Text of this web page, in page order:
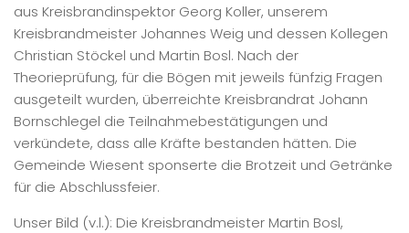
aus Kreisbrandinspektor Georg Koller, unserem
Kreisbrandmeister Johannes Weig und dessen Kollegen
Christian Stöckel und Martin Bosl. Nach der
Theorieprüfung, für die Bögen mit jeweils fünfzig Fragen
ausgeteilt wurden, überreichte Kreisbrandrat Johann
Bornschlegel die Teilnahmebestätigungen und
verkündete, dass alle Kräfte bestanden hätten. Die
Gemeinde Wiesent sponserte die Brotzeit und Getränke
für die Abschlussfeier.
Unser Bild (v.l.): Die Kreisbrandmeister Martin Bosl,